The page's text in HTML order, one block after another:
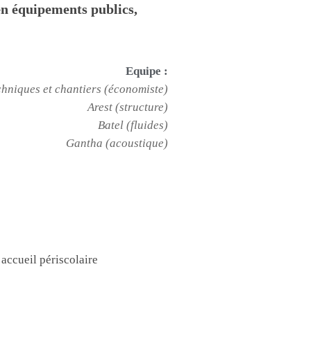
équipements publics,
Equipe :
et chantiers (économiste)
Arest (structure)
Batel (fluides)
Gantha (acoustique)
périscolaire